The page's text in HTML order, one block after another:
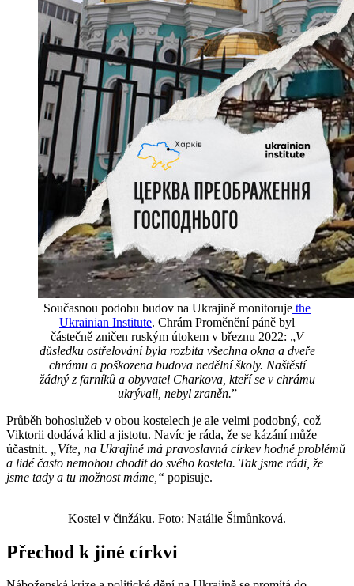
Současnou podobu budov na Ukrajině monitoruje the
Ukrainian Institute. Chrám Proměnění páně byl
částečně zničen ruským útokem v březnu 2022: „V
důsledku ostřelování byla rozbita všechna okna a dveře
chrámu a poškozena budova nedělní školy. Naštěstí
žádný z farníků a obyvatel Charkova, kteří se v chrámu
ukrývali, nebyl zraněn.”
Průběh bohoslužeb v obou kostelech je ale velmi podobný, což
Viktorii dodává klid a jistotu. Navíc je ráda, že se kázání může
účastnit. „Víte, na Ukrajině má pravoslavná církev hodně problémů
a lidé často nemohou chodit do svého kostela. Tak jsme rádi, že
jsme tady a tu možnost máme,“ popisuje.
Kostel v činžáku. Foto: Natálie Šimůnková.
Přechod k jiné církvi